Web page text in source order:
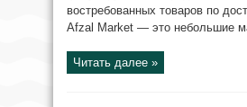
востребованных товаров по
Afzal Market — это небольшие
Читать далее »